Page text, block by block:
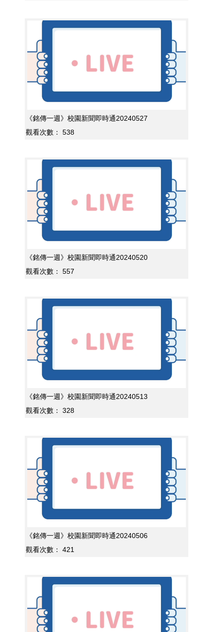
《銘傳一週》校園新聞即時通20240527
觀看次數：
538
《銘傳一週》校園新聞即時通20240520
觀看次數：
557
《銘傳一週》校園新聞即時通20240513
觀看次數：
328
《銘傳一週》校園新聞即時通20240506
觀看次數：
421